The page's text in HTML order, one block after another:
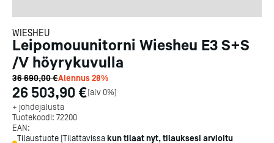
WIESHEU
Leipomouunitorni Wiesheu E3 S+S
/V höyrykuvulla
36 690,00 €Alennus28%
26 503,90 €[alv 0%]
+ johdejalusta
Tuotekoodi: 72200
EAN:
Tilaustuote [Tilattavissa kun tilaat nyt, tilauksesi arvioitu